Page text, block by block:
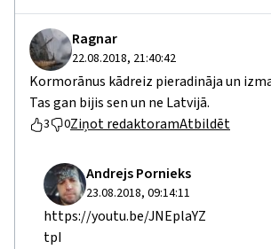
Ragnar
22.08.2018, 21:40:42
Kormorānus kādreiz pieradināja un
Tas gan bijis sen un ne Latvijā.
3 0Ziņot redaktoramAtbildēt
Andrejs Pornieks
23.08.2018, 09:14:11
https://youtu.be/JNEplaYZ
tpI